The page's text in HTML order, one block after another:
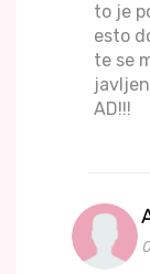
to je
esto
te se
AD!!!